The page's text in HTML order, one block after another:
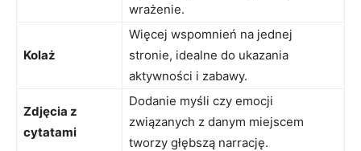
wrażenie.
Kolaż
Więcej wspomnień na jednej
stronie, idealne do ukazania
aktywności i zabawy.
Zdjęcia z
⁣cytatami
Dodanie⁢ myśli czy emocji‍
związanych z danym miejscem
tworzy głębszą narrację.